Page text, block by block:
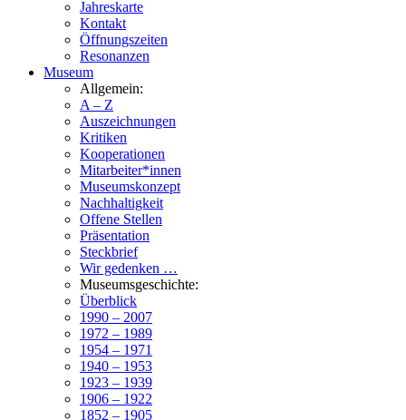
Jahreskarte
Kontakt
Öffnungszeiten
Resonanzen
Museum
Allgemein:
A – Z
Auszeichnungen
Kritiken
Kooperationen
Mitarbeiter*innen
Museumskonzept
Nachhaltigkeit
Offene Stellen
Präsentation
Steckbrief
Wir gedenken …
Museumsgeschichte:
Überblick
1990 – 2007
1972 – 1989
1954 – 1971
1940 – 1953
1923 – 1939
1906 – 1922
1852 – 1905